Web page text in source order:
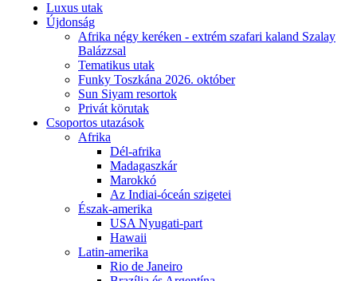
Luxus utak
Újdonság
Afrika négy keréken - extrém szafari kaland Szalay
Balázzsal
Tematikus utak
Funky Toszkána 2026. október
Sun Siyam resortok
Privát körutak
Csoportos utazások
Afrika
Dél-afrika
Madagaszkár
Marokkó
Az Indiai-óceán szigetei
Észak-amerika
USA Nyugati-part
Hawaii
Latin-amerika
Rio de Janeiro